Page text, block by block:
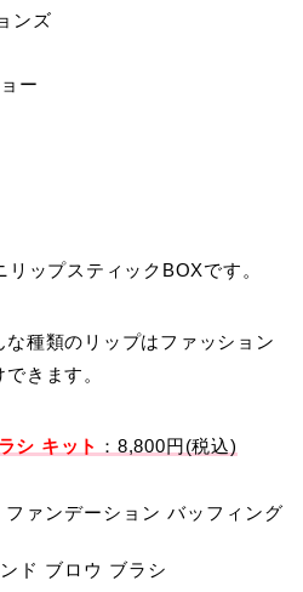
ンズ
ー
ップスティックBOXです。
種類のリップはファッション
きます。
シ キット ：8,800円(税込)
ァンデーション バッフィング
ド ブロウ ブラシ